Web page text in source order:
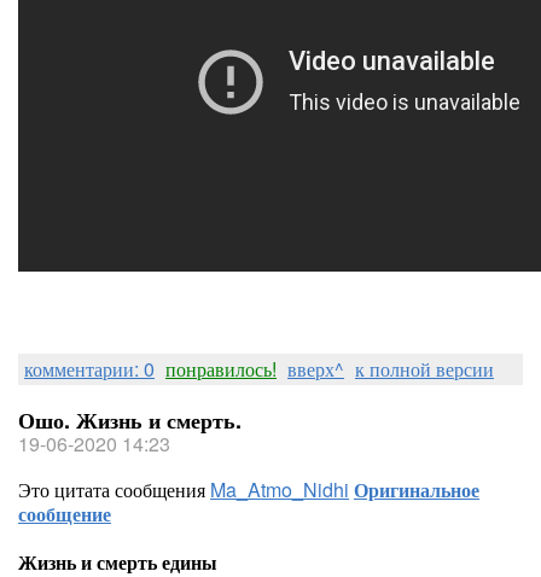
комментарии: 0 понравилось! вверх^ к полной версии
Ошо. Жизнь и смерть.
19-06-2020 14:23
Это цитата сообщения Ma_Atmo_Nidhi Оригинальное
сообщение
Жизнь и смерть едины